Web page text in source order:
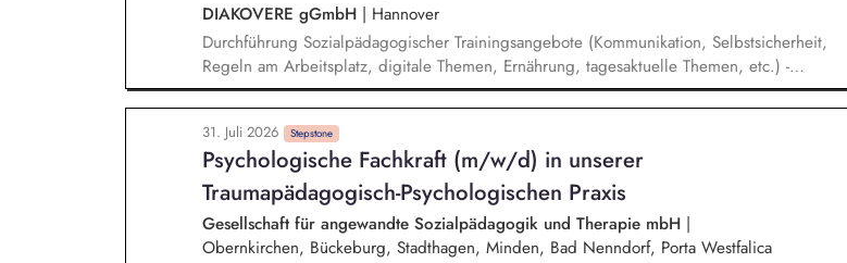
DIAKOVERE gGmbH | Hannover
Durchführung Sozialpädagogischer Trainingsangebote (Kommunikation, Selbstsicherheit,
Regeln am Arbeitsplatz, digitale Themen, Ernährung, tagesaktuelle Themen, etc.) -
Sozialpädagogische Förderung in den Berufsgruppen – Tandemzeiten - Weiterentwicklung
der arbeitsweltbezogenen, sozialen und lebenspraktischen Schlüsselqualifikationen -
Durchführung von Kompetenztrainings - Bewerbungsmanagement für Teilnehmer*innen
(Bewerbungsunterlagen, Bewerbungstrainings) - Krisenintervention, Ursachenerkennung
und Intervention bei drohenden Abbrüchen - Unterstützung der Teilnehmer*innen im
Umgang mit der eigenen Behinderung
31. Juli 2026 Stepstone
Psychologische Fachkraft (m/w/d) in unserer
Traumapädagogisch-Psychologischen Praxis
Gesellschaft für angewandte Sozialpädagogik und Therapie mbH |
Obernkirchen, Bückeburg, Stadthagen, Minden, Bad Nenndorf, Porta Westfalica